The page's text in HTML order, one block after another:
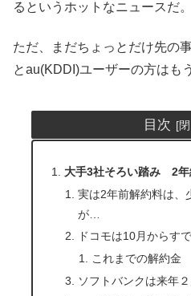
るというホットなニュースだ。
ただ、まだちょっとだけ先の
とau(KDDI)ユーザーの方はも
目次
大手3社そろい踏み 2年
実は2年前解約料は、
が…
ドコモは10月からす
これまでの解約金
ソフトバンクは来年